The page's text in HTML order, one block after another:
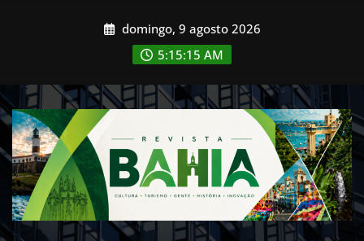
domingo, 9 agosto 2026
5:15:16 AM